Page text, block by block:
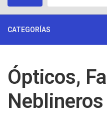
CATEGORÍAS
Ópticos,
Neblineros